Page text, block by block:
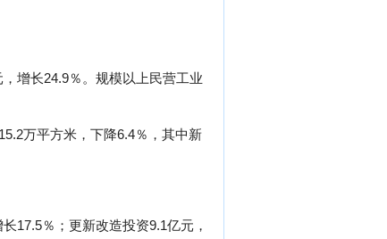
增长24.9％。规模以上民营工业
万平方米，下降6.4％，其中新
17.5％；更新改造投资9.1亿元，